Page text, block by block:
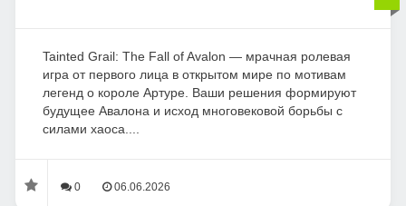
Tainted Grail: The Fall of Avalon — мрачная ролевая
игра от первого лица в открытом мире по мотивам
легенд о короле Артуре. Ваши решения формируют
будущее Авалона и исход многовековой борьбы с
силами хаоса....
0 06.06.2026